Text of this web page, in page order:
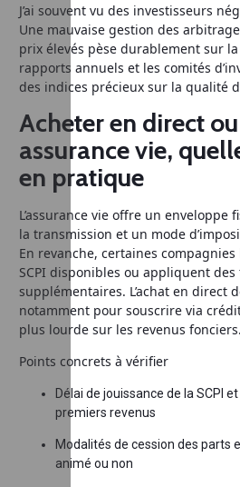
J’ai souvent vu des investisseurs
Une mauvaise gestion des
prix élevés pèse durablement sur
rapports annuels et les comités
des indices précieux sur la qualité
Acheter en direct
assurance vie,
en pratique
L’assurance vie offre un enveloppe
la transmission et un mode
En revanche, certaines
SCPI disponibles ou appliquent des
supplémentaires. L’achat en direct
notamment pour souscrire via
plus lourde sur les revenus fonciers.
Points concrets à vérifier
Délai de jouissance de la SCPI
premiers revenus
Modalités de cession des parts
animé ou non